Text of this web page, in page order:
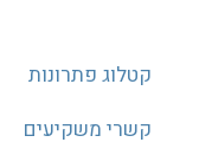
קטלוג פתרונות
קשרי משקיעים